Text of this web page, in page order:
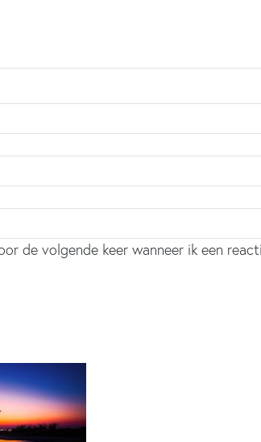
de volgende keer wanneer ik een